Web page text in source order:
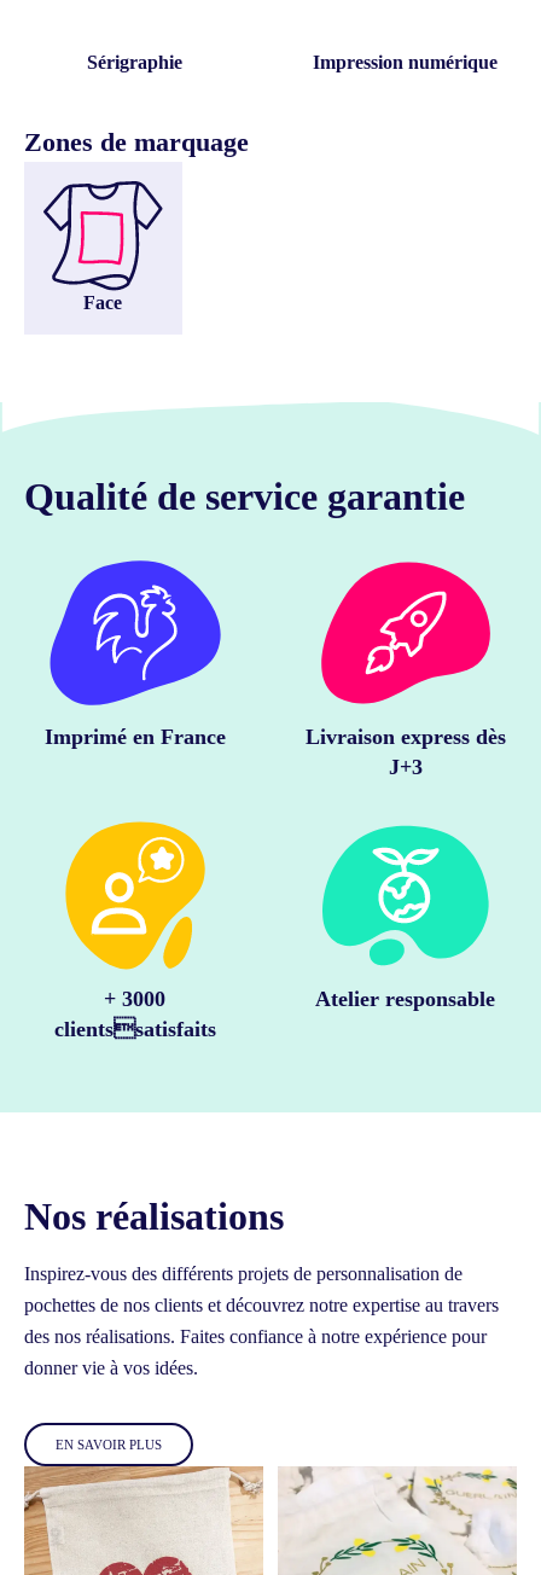
Sérigraphie Impression numérique
Zones de marquage
Face
Qualité de service garantie
Imprimé en France
Livraison express dès
J+3
+ 3000
clientssatisfaits
Atelier responsable
Nos réalisations
Inspirez-vous des différents projets de personnalisation de
pochettes de nos clients et découvrez notre expertise au travers
des nos réalisations. Faites confiance à notre expérience pour
donner vie à vos idées.
EN SAVOIR PLUS